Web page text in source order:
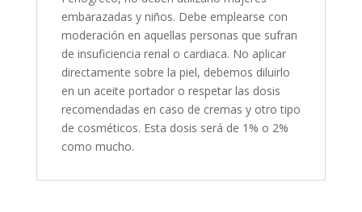
embarazadas y niños. Debe emplearse con
moderación en aquellas personas que sufran
de insuficiencia renal o cardiaca. No aplicar
directamente sobre la piel, debemos diluirlo
en un aceite portador o respetar las dosis
recomendadas en caso de cremas y otro tipo
de cosméticos. Esta dosis será de 1% o 2%
como mucho.